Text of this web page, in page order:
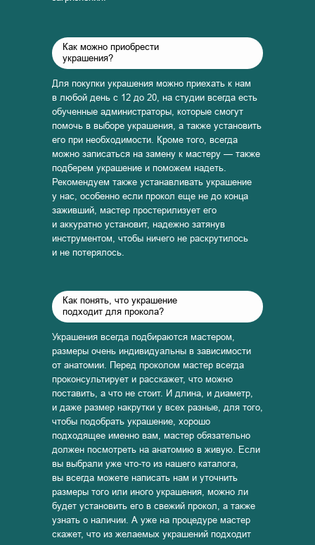
Как можно приобрести
украшения?
Для покупки украшения можно приехать к нам
в любой день с 12 до 20, на студии всегда есть
обученные администраторы, которые смогут
помочь в выборе украшения, а также установить
его при необходимости. Кроме того, всегда
можно записаться на замену к мастеру — также
подберем украшение и поможем надеть.
Рекомендуем также устанавливать украшение
у нас, особенно если прокол еще не до конца
заживший, мастер простерилизует его
и аккуратно установит, надежно затянув
инструментом, чтобы ничего не раскрутилось
и не потерялось.
Как понять, что украшение
подходит для прокола?
Украшения всегда подбираются мастером,
размеры очень индивидуальны в зависимости
от анатомии. Перед проколом мастер всегда
проконсультирует и расскажет, что можно
поставить, а что не стоит. И длина, и диаметр,
и даже размер накрутки у всех разные, для того,
чтобы подобрать украшение, хорошо
подходящее именно вам, мастер обязательно
должен посмотреть на анатомию в живую. Если
вы выбрали уже что-то из нашего каталога,
вы всегда можете написать нам и уточнить
размеры того или иного украшения, можно ли
будет установить его в свежий прокол, а также
узнать о наличии. А уже на процедуре мастер
скажет, что из желаемых украшений подходит